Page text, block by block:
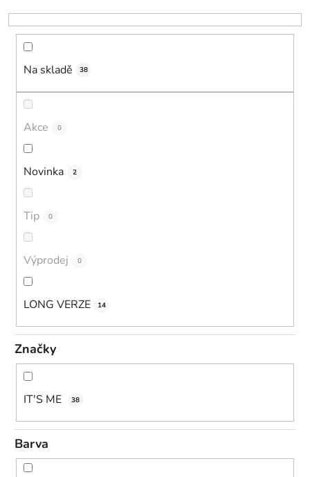
k
t
Na skladě 38
Akce 0
Novinka 2
Tip 0
Výprodej 0
LONG VERZE 14
Značky
IT'S ME 38
Barva